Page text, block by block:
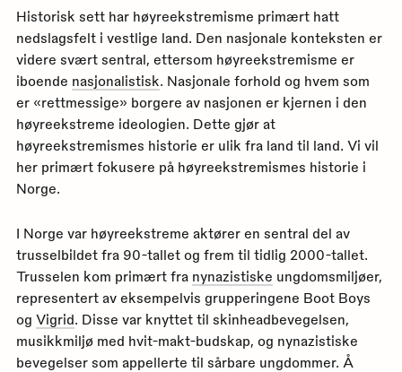
Historisk sett har høyreekstremisme primært hatt
nedslagsfelt i vestlige land. Den nasjonale konteksten er
videre svært sentral, ettersom høyreekstremisme er
iboende nasjonalistisk. Nasjonale forhold og hvem som
er «rettmessige» borgere av nasjonen er kjernen i den
høyreekstreme ideologien. Dette gjør at
høyreekstremismes historie er ulik fra land til land. Vi vil
her primært fokusere på høyreekstremismes historie i
Norge.
I Norge var høyreekstreme aktører en sentral del av
trusselbildet fra 90-tallet og frem til tidlig 2000-tallet.
Trusselen kom primært fra nynazistiske ungdomsmiljøer,
representert av eksempelvis grupperingene Boot Boys
og Vigrid. Disse var knyttet til skinheadbevegelsen,
musikkmiljø med hvit-makt-budskap, og nynazistiske
bevegelser som appellerte til sårbare ungdommer. Å